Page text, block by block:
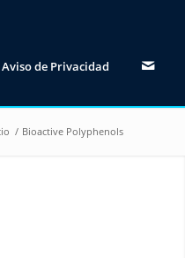
Aviso de Privacidad
/ Bioactive Polyphenols